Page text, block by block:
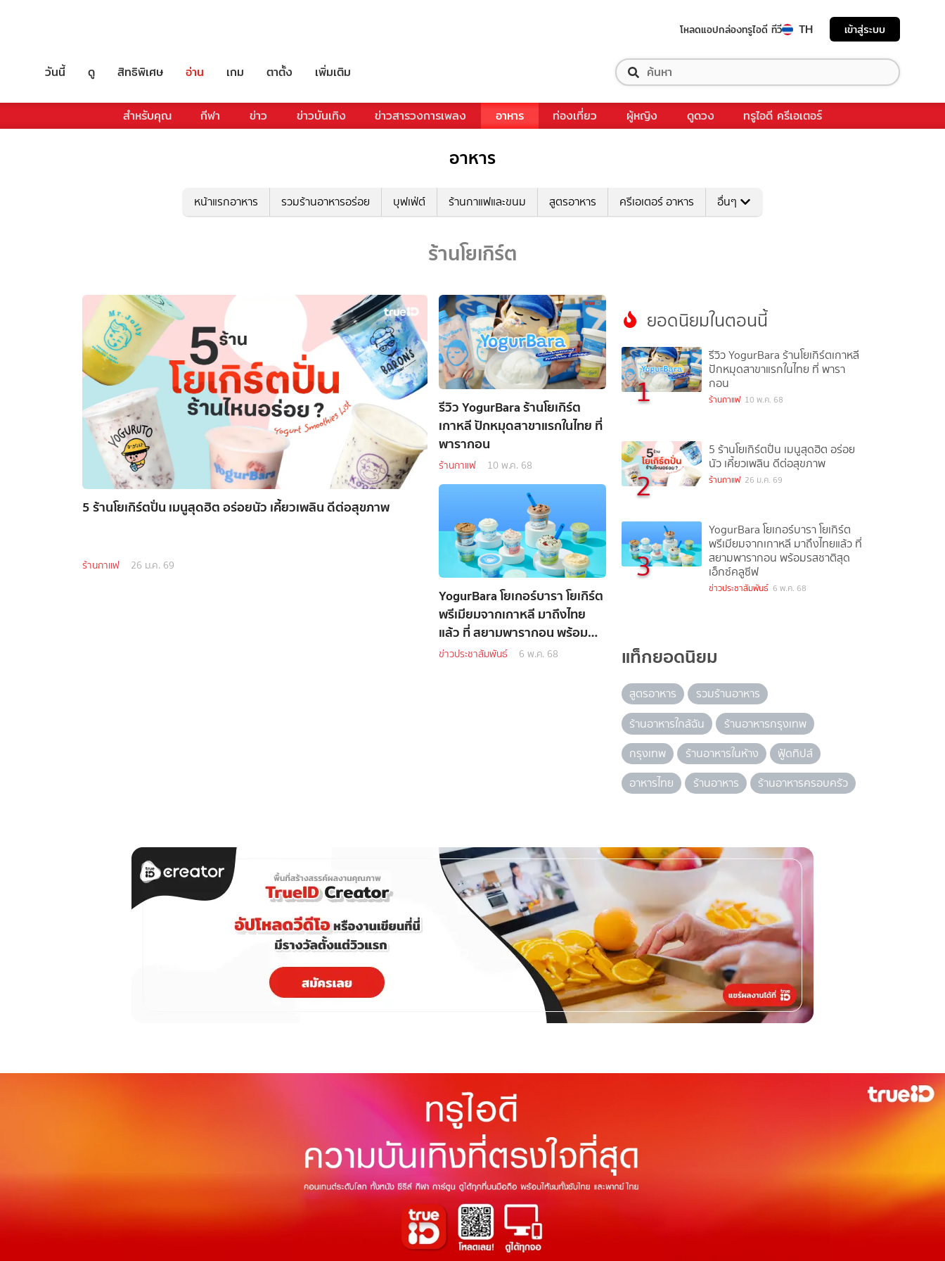
โหลดแอปกล่องทรูไอดี ทีวี TH เข้าสู่ระบบ
วันนี้ ดู สิทธิพิเศษ อ่าน เกม ตาตั้ง เพิ่มเติม
สำหรับคุณ กีฬา ข่าว ข่าวบันเทิง ข่าวสารวงการเพลง อาหาร ท่องเที่ยว ผู้หญิง ดูดวง ทรูไอดี ครีเอเตอร์
อาหาร
หน้าแรกอาหาร รวมร้านอาหารอร่อย บุฟเฟ่ต์ ร้านกาแฟและขนม สูตรอาหาร ครีเอเตอร์ อาหาร อื่นๆ
ร้านโยเกิร์ต
5 ร้านโยเกิร์ตปั่น เมนูสุดฮิต อร่อยนัว เคี้ยวเพลิน ดีต่อสุขภาพ
ร้านกาแฟ 26 ม.ค. 69
รีวิว YogurBara ร้านโยเกิร์ต
เกาหลี ปักหมุดสาขาแรกในไทย ที่
พารากอน
ร้านกาแฟ 10 พ.ค. 68
YogurBara โยเกอร์บารา โยเกิร์ต
พรีเมียมจากเกาหลี มาถึงไทย
แล้ว ที่ สยามพารากอน พร้อม
รสชาติสุดเอ็กซ์คลูซีฟ
ข่าวประชาสัมพันธ์ 6 พ.ค. 68
ยอดนิยมในตอนนี้
1
รีวิว YogurBara ร้านโยเกิร์ตเกาหลี
ปักหมุดสาขาแรกในไทย ที่ พารา
กอน
ร้านกาแฟ 10 พ.ค. 68
2
5 ร้านโยเกิร์ตปั่น เมนูสุดฮิต อร่อย
นัว เคี้ยวเพลิน ดีต่อสุขภาพ
ร้านกาแฟ 26 ม.ค. 69
3
YogurBara โยเกอร์บารา โยเกิร์ต
พรีเมียมจากเกาหลี มาถึงไทยแล้ว ที่
สยามพารากอน พร้อมรสชาติสุด
เอ็กซ์คลูซีฟ
ข่าวประชาสัมพันธ์ 6 พ.ค. 68
แท็กยอดนิยม
สูตรอาหาร
รวมร้านอาหาร
ร้านอาหารใกล้ฉัน
ร้านอาหารกรุงเทพ
กรุงเทพ
ร้านอาหารในห้าง
ฟู้ดทิปส์
อาหารไทย
ร้านอาหาร ร้านอาหารครอบครัว